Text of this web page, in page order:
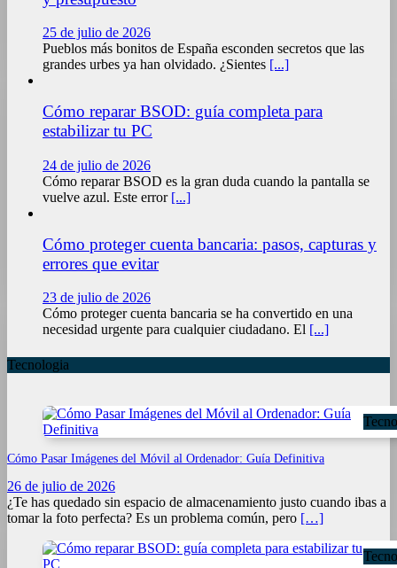
25 de julio de 2026
Pueblos más bonitos de España esconden secretos que las
grandes urbes ya han olvidado. ¿Sientes [...]
Cómo reparar BSOD: guía completa para
estabilizar tu PC
24 de julio de 2026
Cómo reparar BSOD es la gran duda cuando la pantalla se
vuelve azul. Este error [...]
Cómo proteger cuenta bancaria: pasos, capturas y
errores que evitar
23 de julio de 2026
Cómo proteger cuenta bancaria se ha convertido en una
necesidad urgente para cualquier ciudadano. El [...]
Tecnologia
Cómo Pasar Imágenes del Móvil al Ordenador: Guía Definitiva
26 de julio de 2026
¿Te has quedado sin espacio de almacenamiento justo cuando ibas a
tomar la foto perfecta? Es un problema común, pero […]